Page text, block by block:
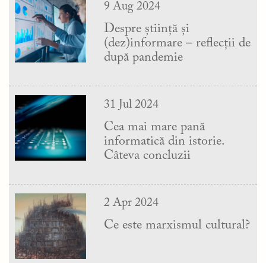
9 Aug 2024
Despre știință și
(dez)informare – reflecții de
după pandemie
31 Jul 2024
Cea mai mare pană
informatică din istorie.
Câteva concluzii
2 Apr 2024
Ce este marxismul cultural?